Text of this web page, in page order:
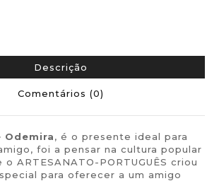
Descrição
Comentários (0)
Odemira, é o presente ideal para
foi a pensar na cultura popular
ARTESANATO-PORTUGUÊS criou
para oferecer a um amigo